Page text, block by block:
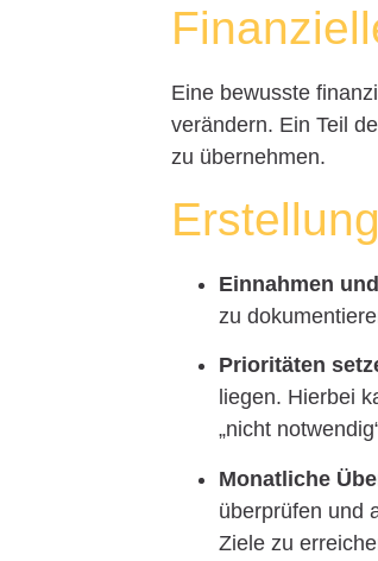
Eine bewusste
verändern. Ein Teil
zu übernehmen.
Einnahmen
zu
Prioritäten
liegen. Hierbei
„nicht
Monatliche
überprüfen und
Ziele zu